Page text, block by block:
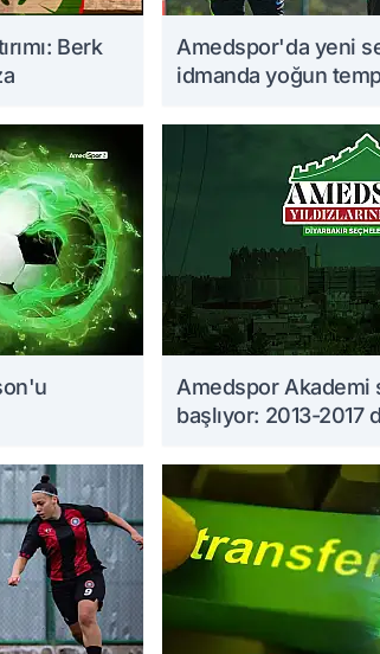
Berk
Amedspor'da yeni
idmanda yoğun
Amedspor Akademi
başlıyor: 2013-2017